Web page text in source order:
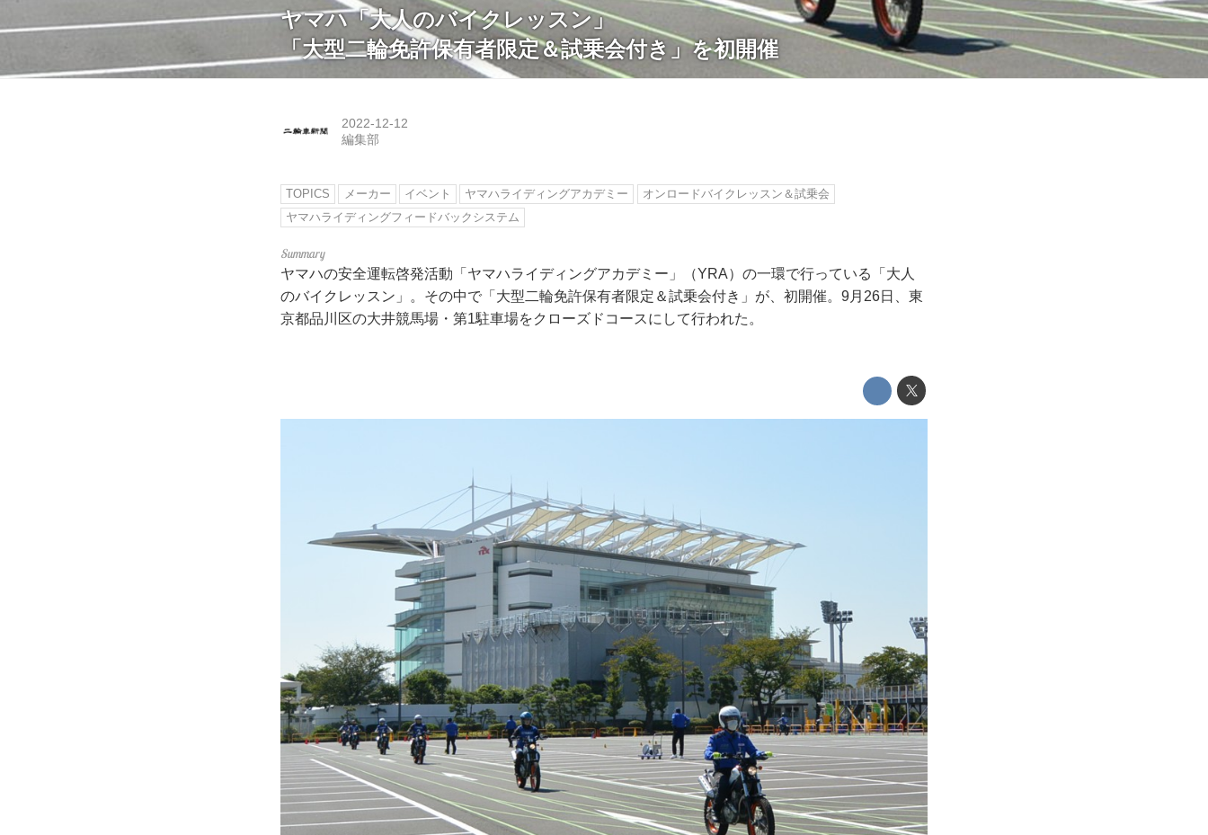
ヤマハ「大人のバイクレッスン」
「大型二輪免許保有者限定＆試乗会付き」を初開催
2022-12-12
編集部
TOPICS メーカー イベント ヤマハライディングアカデミー
オンロードバイクレッスン＆試乗会
ヤマハライディングフィードバックシステム
ヤマハの安全運転啓発活動「ヤマハライディングアカデミー」（YRA）の一環で行っている「大人
のバイクレッスン」。その中で「大型二輪免許保有者限定＆試乗会付き」が、初開催。9月26日、東
京都品川区の大井競馬場・第1駐車場をクローズドコースにして行われた。